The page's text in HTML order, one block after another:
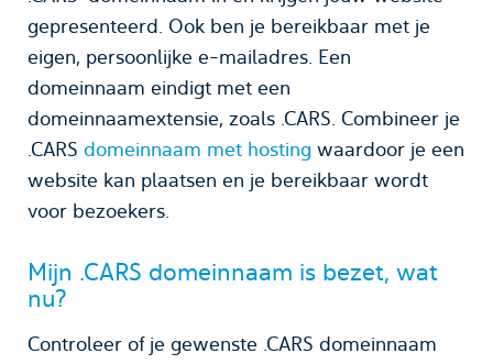
gepresenteerd. Ook ben je bereikbaar met je
eigen, persoonlijke e-mailadres. Een
domeinnaam eindigt met een
domeinnaamextensie, zoals .CARS. Combineer je
.CARS domeinnaam met hosting waardoor je een
website kan plaatsen en je bereikbaar wordt
voor bezoekers.
Mijn .CARS domeinnaam is bezet, wat
nu?
Controleer of je gewenste .CARS domeinnaam